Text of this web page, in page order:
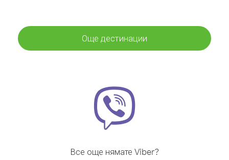
Още дестинации
Все още нямате Viber?